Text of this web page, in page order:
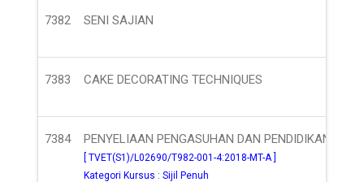
7382 SENI SAJIAN
7383 CAKE DECORATING TECHNIQUES
7384 PENYELIAAN PENGASUHAN DAN PENDIDIKAN
[ TVET(S1)/L02690/T982-001-4:2018-MT-A ]
Kategori Kursus : Sijil Penuh